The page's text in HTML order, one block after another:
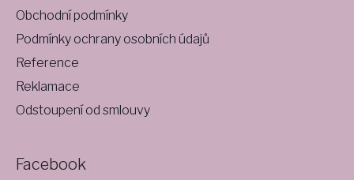
Obchodní podmínky
Podmínky ochrany osobních údajů
Reference
Reklamace
Odstoupení od smlouvy
Facebook